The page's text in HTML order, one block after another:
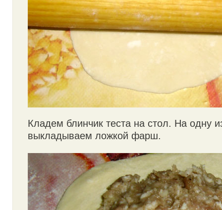
Кладем блинчик теста на стол. На одну
выкладываем ложкой фарш.